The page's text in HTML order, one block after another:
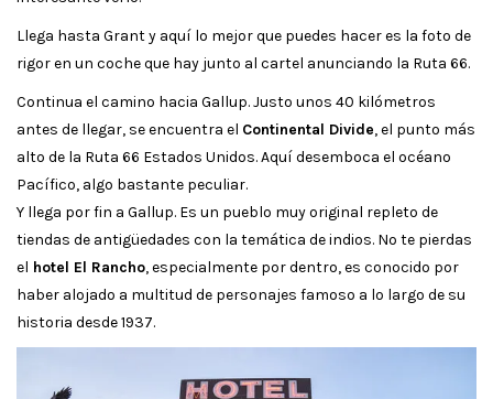
Llega hasta Grant y aquí lo mejor que puedes hacer es la foto de
rigor en un coche que hay junto al cartel anunciando la Ruta 66.
Continua el camino hacia Gallup. Justo unos 40 kilómetros
antes de llegar, se encuentra el Continental Divide, el punto más
alto de la Ruta 66 Estados Unidos. Aquí desemboca el océano
Pacífico, algo bastante peculiar.
Y llega por fin a Gallup. Es un pueblo muy original repleto de
tiendas de antigüedades con la temática de indios. No te pierdas
el hotel El Rancho, especialmente por dentro, es conocido por
haber alojado a multitud de personajes famoso a lo largo de su
historia desde 1937.